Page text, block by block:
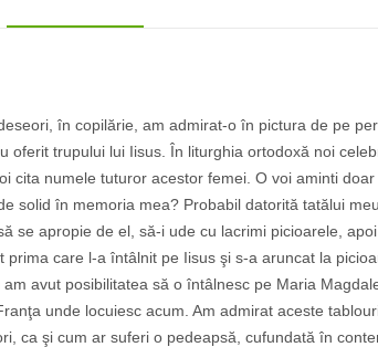
în copilărie, am admirat-o în pictura de pe
trupului lui Iisus. În liturghia ortodoxă noi
cita numele tuturor acestor femei. O voi aminti
solid în memoria mea? Probabil datorită tatălui
se apropie de el, să-i ude cu lacrimi picioarele,
care l-a întâlnit pe Iisus şi s-a aruncat la
avut posibilitatea să o întâlnesc pe Maria
unde locuiesc acum. Am admirat aceste
ca şi cum ar suferi o pedeapsă, cufundată în